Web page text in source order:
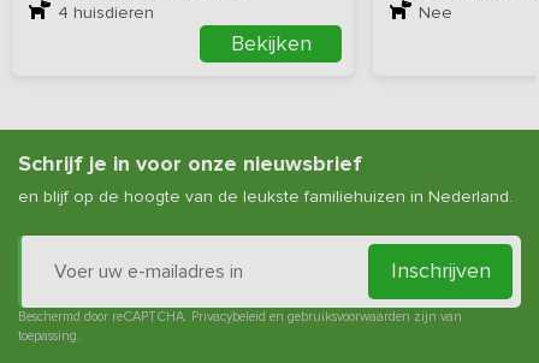
4 huisdieren
Bekijken
Nee
Schrijf je in voor onze nieuwsbrief
en blijf op de hoogte van de leukste familiehuizen in Nederland.
Inschrijven
Beschermd door reCAPTCHA. Privacybeleid en gebruiksvoorwaarden zijn van
toepassing.